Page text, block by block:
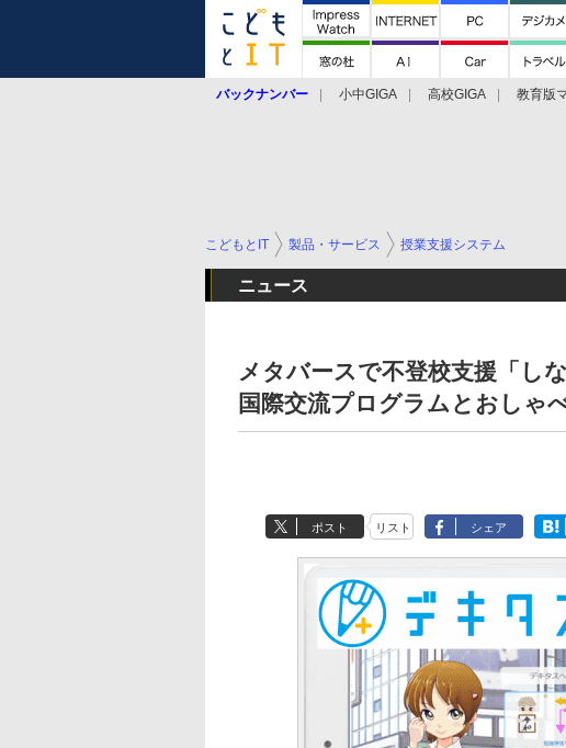
バックナンバー 小中GIGA 高校GIGA 教育版
こどもとIT 製品・サービス 授業支援システム
ニュース
メタバースで不登校支援「し
国際交流プログラムとおしゃ
ポスト リスト シェア